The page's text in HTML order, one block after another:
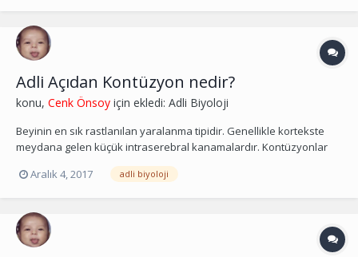
Adli Açıdan Kontüzyon nedir?
konu, Cenk Önsoy için ekledi: Adli Biyoloji
Beyinin en sık rastlanılan yaralanma tipidir. Genellikle kortekste
meydana gelen küçük intraserebral kanamalardır. Kontüzyonlar
bir travma sonucu meydana gelir ve genellikle travma bölgesinin
hemen altında yer alır. Fakat darbenin aksi tarafında da yerleşmiş
Aralık 4, 2017 adli biyoloji